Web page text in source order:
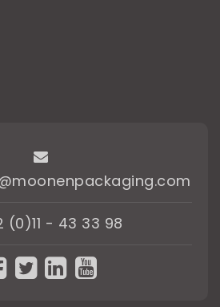
(0)11 - 43 33 98